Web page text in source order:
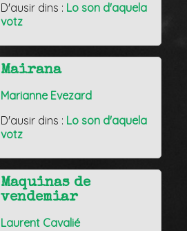
D'ausir dins : Lo son d'aquela
votz
Mairana
Marianne Evezard
D'ausir dins : Lo son d'aquela
votz
Maquinas de
vendemiar
Laurent Cavalié